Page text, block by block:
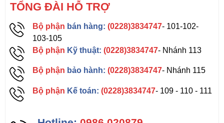
TỔNG ĐÀI HỖ TRỢ
Bộ phận bán hàng: (0228)3834747- 101-102-
103-105
Bộ phận Kỹ thuật: (0228)3834747- Nhánh 113
Bộ phận bảo hành: (0228)3834747- Nhánh 115
Bộ phận Kế toán: (0228)3834747- 109 - 110 - 111